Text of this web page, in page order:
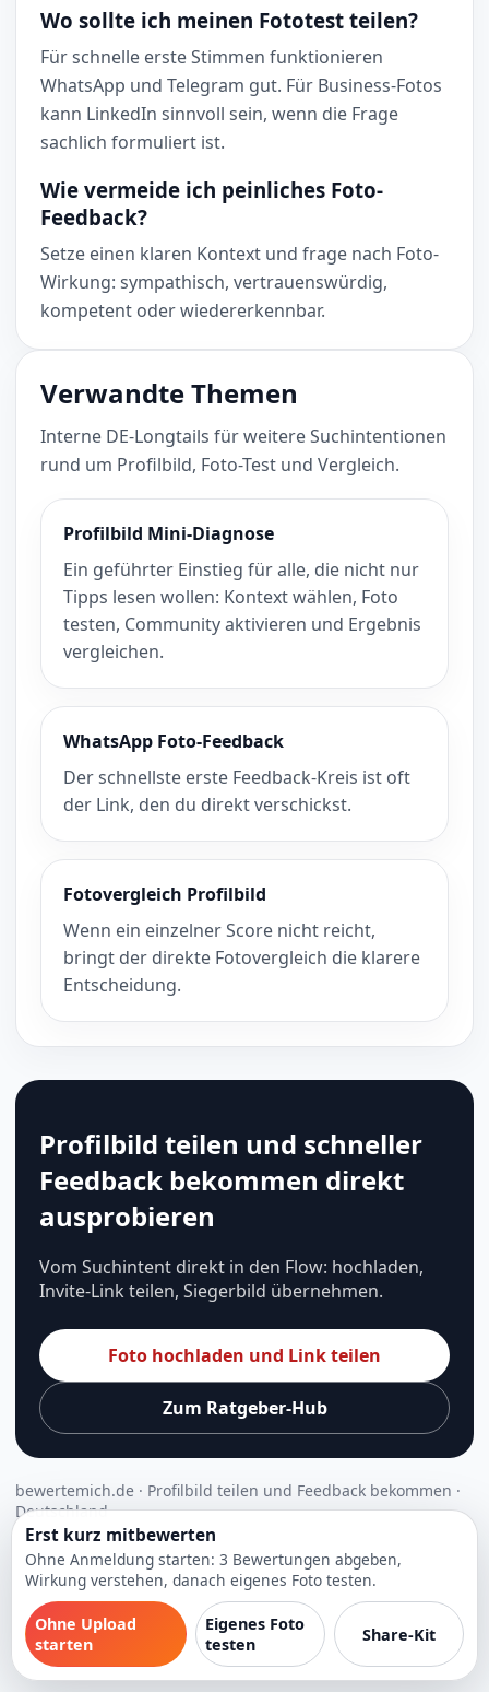
Wo sollte ich meinen Fototest teilen?
Für schnelle erste Stimmen funktionieren
WhatsApp und Telegram gut. Für Business-Fotos
kann LinkedIn sinnvoll sein, wenn die Frage
sachlich formuliert ist.
Wie vermeide ich peinliches Foto-
Feedback?
Setze einen klaren Kontext und frage nach Foto-
Wirkung: sympathisch, vertrauenswürdig,
kompetent oder wiedererkennbar.
Verwandte Themen
Interne DE-Longtails für weitere Suchintentionen
rund um Profilbild, Foto-Test und Vergleich.
Profilbild Mini-Diagnose
Ein geführter Einstieg für alle, die nicht nur
Tipps lesen wollen: Kontext wählen, Foto
testen, Community aktivieren und Ergebnis
vergleichen.
WhatsApp Foto-Feedback
Der schnellste erste Feedback-Kreis ist oft
der Link, den du direkt verschickst.
Fotovergleich Profilbild
Wenn ein einzelner Score nicht reicht,
bringt der direkte Fotovergleich die klarere
Entscheidung.
Profilbild teilen und schneller
Feedback bekommen direkt
ausprobieren
Vom Suchintent direkt in den Flow: hochladen,
Invite-Link teilen, Siegerbild übernehmen.
Foto hochladen und Link teilen
Zum Ratgeber-Hub
bewertemich.de · Profilbild teilen und Feedback bekommen ·
Deutschland
Erst kurz mitbewerten
Ohne Anmeldung starten: 3 Bewertungen abgeben,
Wirkung verstehen, danach eigenes Foto testen.
Ohne Upload
starten
Eigenes Foto
testen
Share-Kit